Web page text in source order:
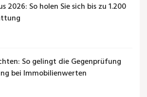
2026: So holen Sie sich bis zu 1.200
So gelingt die Gegenprüfung
bei Immobilienwerten